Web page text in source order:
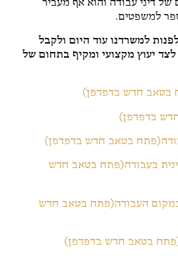
למשפטים.
למשרדנו עוד היום ולקבל
יעוץ מקצועי ומקיף בתחום של
בטאב חדש בדפדפן)
בדפדפן)
בטאב חדש בדפדפן)
בעבודה(פתח בטאב חדש
במקום העבודה(פתח בטאב חדש
בטאב חדש בדפדפן)